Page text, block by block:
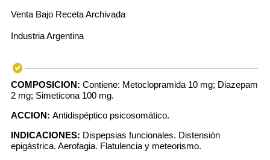
Venta Bajo Receta Archivada
Industria Argentina
COMPOSICION: Contiene: Metoclopramida 10 mg; Diazepam
2 mg; Simeticona 100 mg.
ACCION: Antidispéptico psicosomático.
INDICACIONES: Dispepsias funcionales. Distensión
epigástrica. Aerofagia. Flatulencia y meteorismo.